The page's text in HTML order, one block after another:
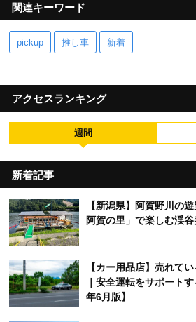
関連キーワード
pickup 推し車 新着
アクセスランキング
週間
新着記事
【新潟県】阿賀野川の
阿賀の里」で楽しむ渓
【カー用品店】売れて
｜安全運転をサポート
年6月版】